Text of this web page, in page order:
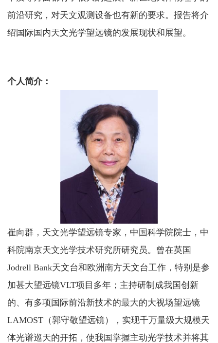
前沿研究，对天文观测设备也有新的要求。报告将介
绍国际国内天文光学望远镜的发展现状和展望。
个人简介：
崔向群 ， 天文光学望远镜专家， 中国科学院院士，中
科院南京天文光学技术研究所研究员。曾在英国
Jodrell Bank天文台和欧洲南方天文台工作，特别是参
加甚大望远镜VLT项目多年；主持研制成我国创新
的、有多项国际前沿新技术的最大的大视场望远镜
LAMOST （郭守敬望远镜）
，实现千万量级大规模天
体光谱巡天的开拓，使我国掌握主动光学技术并将其